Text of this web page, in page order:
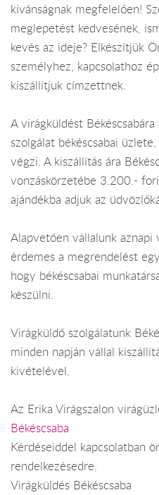
kívánságnak megfelelően!
meglepetést kedvesének,
kevés az ideje? Elkészítjük
személyhez, kapcsolathoz
kiszállítjuk címzettnek.
A virágküldést
szolgálat békéscsabai
végzi. A kiszállítás ára
vonzáskörzetébe 3.200.-
ajándékba adjuk az
Alapvetően vállalunk aznapi
érdemes a megrendelést
hogy békéscsabai
készülni.
Virágküldő szolgálatunk
minden napján vállal
kivételével.
Az Erika Virágszalon
Békéscsaba
Kérdéseiddel kapcsolatban
rendelkezésedre.
Virágküldés Békéscsaba